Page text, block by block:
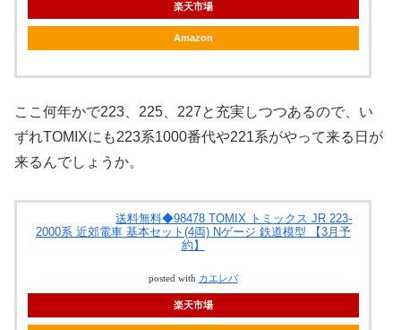
楽天市場
Amazon
ここ何年かで223、225、227と充実しつつあるので、い
ずれTOMIXにも223系1000番代や221系がやって来る日が
来るんでしょうか。
送料無料◆98478 TOMIX トミックス JR 223-
2000系 近郊電車 基本セット(4両) Nゲージ 鉄道模型 【3月予
約】
posted with カエレバ
楽天市場